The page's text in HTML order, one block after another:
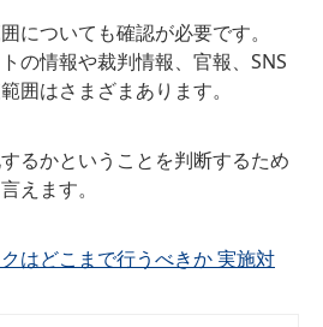
についても確認が必要です。
の情報や裁判情報、官報、SNS
囲はさまざまあります。
るかということを判断するため
えます。
はどこまで行うべきか 実施対